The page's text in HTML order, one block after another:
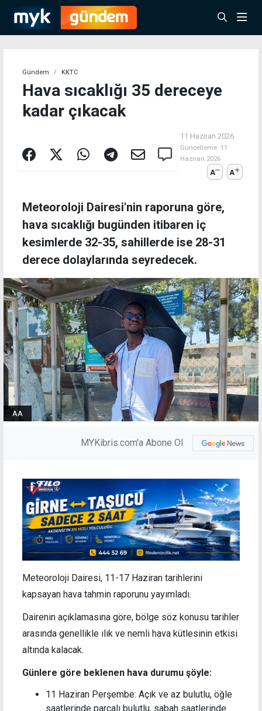
Gündem KKTC
Hava sıcaklığı 35 dereceye
kadar çıkacak
11 Haziran 2026
Güncelleme: 11
Haziran 2026
A A
Meteoroloji Dairesi'nin raporuna göre,
hava sıcaklığı bugünden itibaren iç
kesimlerde 32-35, sahillerde ise 28-31
derece dolaylarında seyredecek.
AA
MYKibris.com'a Abone Ol
Meteoroloji Dairesi, 11-17 Haziran tarihlerini
kapsayan hava tahmin raporunu yayımladı.
Dairenin açıklamasına göre, bölge söz konusu tarihler
arasında genellikle ılık ve nemli hava kütlesinin etkisi
altında kalacak.
Günlere göre beklenen hava durumu şöyle:
11 Haziran Perşembe: Açık ve az bulutlu, öğle
saatlerinde parçalı bulutlu, sabah saatlerinde